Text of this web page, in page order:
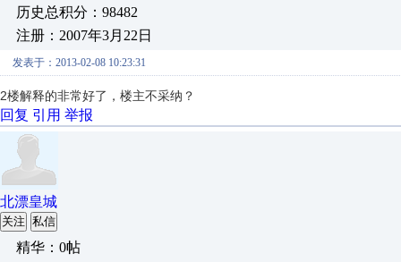
历史总积分：98482
注册：2007年3月22日
发表于：2013-02-08 10:23:31
2楼解释的非常好了，楼主不采纳？
回复 引用 举报
北漂皇城
关注 私信
精华：0帖